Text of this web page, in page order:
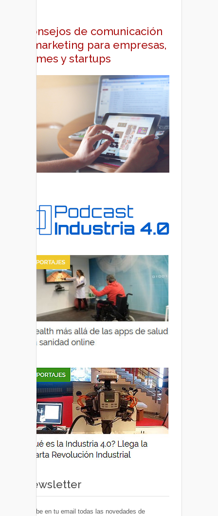
Consejos de comunicación
y marketing para empresas,
pymes y startups
Newsletter
Recibe en tu email todas las novedades de